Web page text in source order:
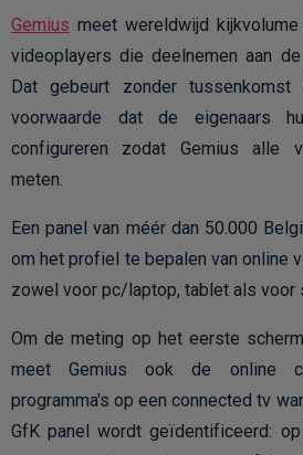
Gemius meet wereldwijd
videoplayers die deelnemen aan
Dat gebeurt zonder
voorwaarde dat de eigenaars
configureren zodat Gemius alle
meten.
Een panel van méér dan 50.000
om het profiel te bepalen van online
zowel voor pc/laptop, tablet als voor
Om de meting op het eerste
meet Gemius ook de online
programma's op een connected tv
GfK panel wordt geïdentificeerd: